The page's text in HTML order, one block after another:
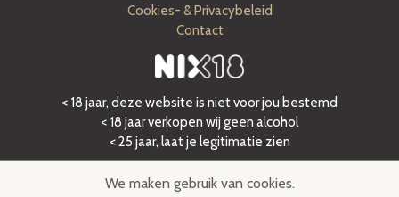
Cookies- & Privacybeleid
Contact
< 18 jaar, deze website is niet voor jou bestemd
< 18 jaar verkopen wij geen alcohol
< 25 jaar, laat je legitimatie zien
We maken gebruik van cookies.